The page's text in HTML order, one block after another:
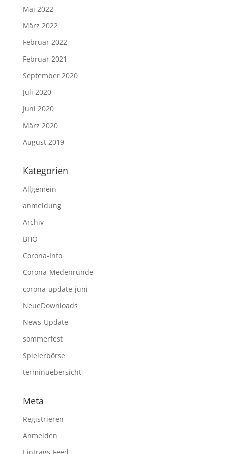
Mai 2022
März 2022
Februar 2022
Februar 2021
September 2020
Juli 2020
Juni 2020
März 2020
August 2019
Kategorien
Allgemein
anmeldung
Archiv
BHO
Corona-Info
Corona-Medenrunde
corona-update-juni
NeueDownloads
News-Update
sommerfest
Spielerbörse
terminuebersicht
Meta
Registrieren
Anmelden